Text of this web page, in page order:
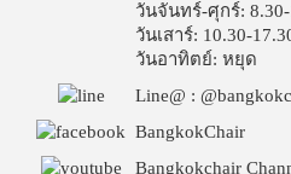
วันจันทร์-ศุกร์:
วันเสาร์: 10.30-
วันอาทิตย์: หยุด
Line@ :
BangkokChair
Bangkokchair